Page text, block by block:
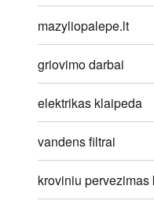
mazyliopalepe.lt
griovimo darbai
elektrikas klaipeda
vandens filtrai
kroviniu pervezimas